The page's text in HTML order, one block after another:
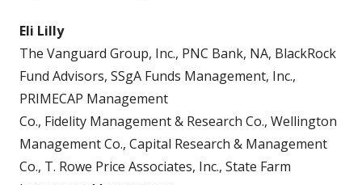
Eli Lilly
The Vanguard Group, Inc., PNC Bank, NA, BlackRock
Fund Advisors, SSgA Funds Management, Inc.,
PRIMECAP Management
Co., Fidelity Management & Research Co., Wellington
Management Co., Capital Research & Management
Co., T. Rowe Price Associates, Inc., State Farm